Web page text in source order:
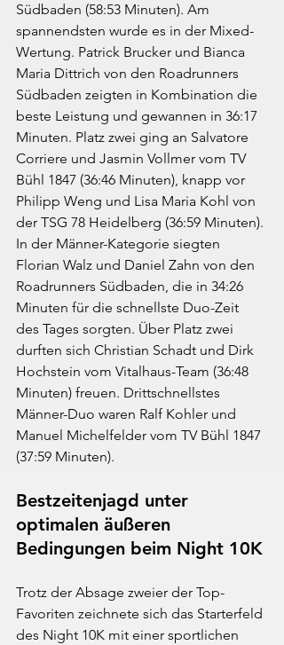
Südbaden (58:53 Minuten). Am
spannendsten wurde es in der Mixed-
Wertung. Patrick Brucker und Bianca
Maria Dittrich von den Roadrunners
Südbaden zeigten in Kombination die
beste Leistung und gewannen in 36:17
Minuten. Platz zwei ging an Salvatore
Corriere und Jasmin Vollmer vom TV
Bühl 1847 (36:46 Minuten), knapp vor
Philipp Weng und Lisa Maria Kohl von
der TSG 78 Heidelberg (36:59 Minuten).
In der Männer-Kategorie siegten
Florian Walz und Daniel Zahn von den
Roadrunners Südbaden, die in 34:26
Minuten für die schnellste Duo-Zeit
des Tages sorgten. Über Platz zwei
durften sich Christian Schadt und Dirk
Hochstein vom Vitalhaus-Team (36:48
Minuten) freuen. Drittschnellstes
Männer-Duo waren Ralf Kohler und
Manuel Michelfelder vom TV Bühl 1847
(37:59 Minuten).
Bestzeitenjagd unter
optimalen äußeren
Bedingungen beim Night 10K
Trotz der Absage zweier der Top-
Favoriten zeichnete sich das Starterfeld
des Night 10K mit einer sportlichen